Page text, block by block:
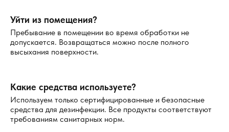
Уровень комфорта и санитарии в помещении
ухудшился.
Требуется профилактическая защита от вредителей.
Цены зависят от:
Площади обрабатываемого помещения.
Типа вредителей.
Уйти из помещения?
Пребывание в помещении во время обработки не
допускается. Возвращаться можно после полного
высыхания поверхности.
Какие средства используете?
Используем только сертифицированные и безопасные
средства для дезинфекции. Все продукты соответствуют
требованиям санитарных норм.